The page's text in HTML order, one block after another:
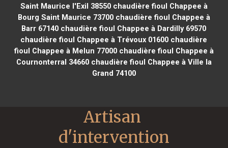
Saint Maurice l'Exil 38550chaudière fioul Chappee à
Bourg Saint Maurice 73700chaudière fioul Chappee à
Barr 67140 chaudière fioul Chappee à Dardilly 69570
chaudière fioul Chappee à Trévoux 01600 chaudière
fioul Chappee à Melun 77000chaudière fioul Chappee à
Cournonterral 34660chaudière fioul Chappee à Ville la
Grand 74100
Artisan
d'intervention